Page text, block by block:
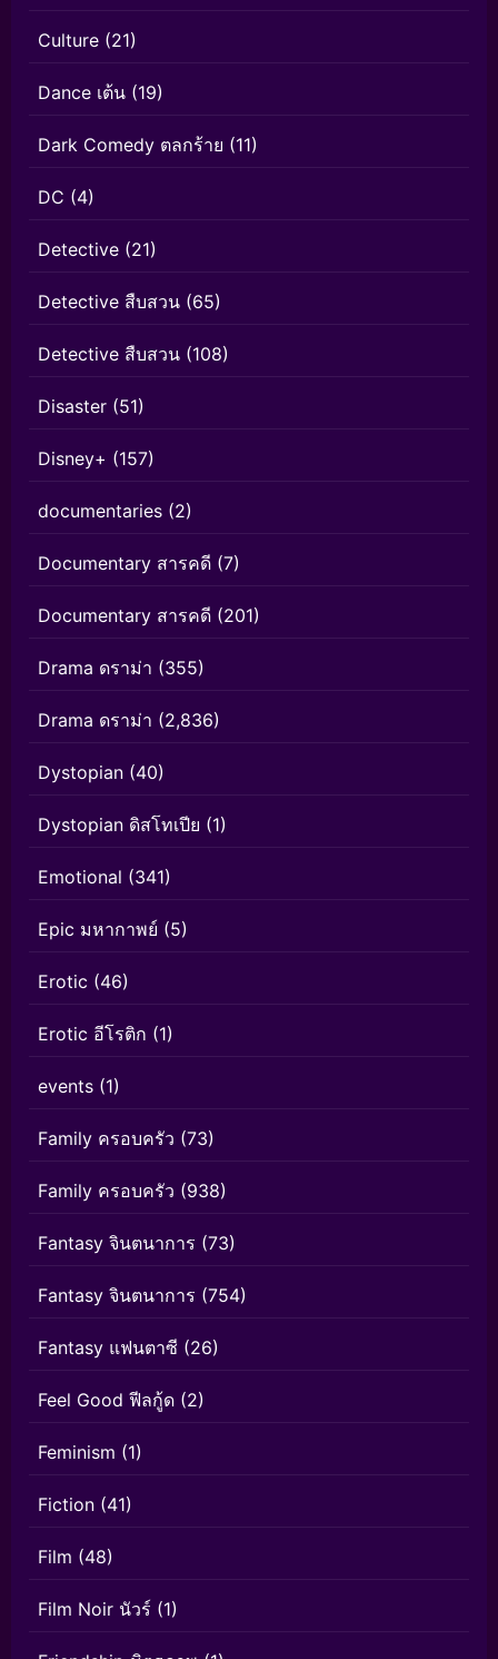
Culture (21)
Dance เต้น (19)
Dark Comedy ตลกร้าย (11)
DC (4)
Detective (21)
Detective สืบสวน (65)
Detective สืบสวน (108)
Disaster (51)
Disney+ (157)
documentaries (2)
Documentary สารคดี (7)
Documentary สารคดี (201)
Drama ดราม่า (355)
Drama ดราม่า (2,836)
Dystopian (40)
Dystopian ดิสโทเปีย (1)
Emotional (341)
Epic มหากาพย์ (5)
Erotic (46)
Erotic อีโรติก (1)
events (1)
Family ครอบครัว (73)
Family ครอบครัว (938)
Fantasy จินตนาการ (73)
Fantasy จินตนาการ (754)
Fantasy แฟนตาซี (26)
Feel Good ฟีลกู้ด (2)
Feminism (1)
Fiction (41)
Film (48)
Film Noir นัวร์ (1)